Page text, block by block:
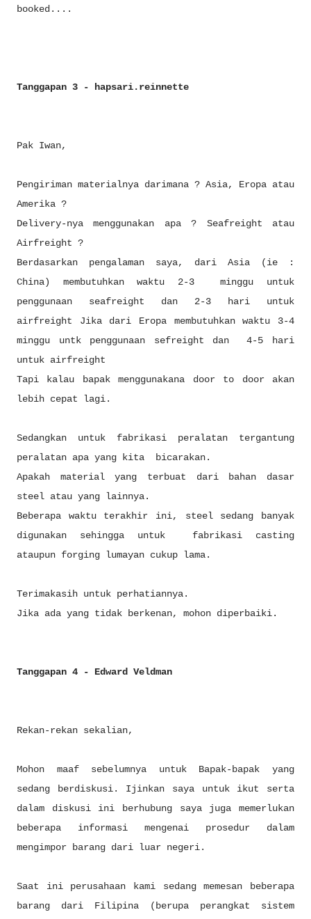
booked....
Tanggapan 3 - hapsari.reinnette
Pak Iwan,
Pengiriman materialnya darimana ? Asia, Eropa atau
Amerika ?
Delivery-nya menggunakan apa ? Seafreight atau
Airfreight ?
Berdasarkan pengalaman saya, dari Asia (ie :
China) membutuhkan waktu 2-3 minggu untuk
penggunaan seafreight dan 2-3 hari untuk
airfreight Jika dari Eropa membutuhkan waktu 3-4
minggu untk penggunaan sefreight dan 4-5 hari
untuk airfreight
Tapi kalau bapak menggunakana door to door akan
lebih cepat lagi.
Sedangkan untuk fabrikasi peralatan tergantung
peralatan apa yang kita bicarakan.
Apakah material yang terbuat dari bahan dasar
steel atau yang lainnya.
Beberapa waktu terakhir ini, steel sedang banyak
digunakan sehingga untuk fabrikasi casting
ataupun forging lumayan cukup lama.
Terimakasih untuk perhatiannya.
Jika ada yang tidak berkenan, mohon diperbaiki.
Tanggapan 4 - Edward Veldman
Rekan-rekan sekalian,
Mohon maaf sebelumnya untuk Bapak-bapak yang
sedang berdiskusi. Ijinkan saya untuk ikut serta
dalam diskusi ini berhubung saya juga memerlukan
beberapa informasi mengenai prosedur dalam
mengimpor barang dari luar negeri.
Saat ini perusahaan kami sedang memesan beberapa
barang dari Filipina (berupa perangkat sistem